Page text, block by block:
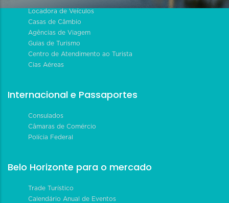
Locadora de Veículos
Casas de Câmbio
Agências de Viagem
Guias de Turismo
Centro de Atendimento ao Turista
Cias Aéreas
Internacional e Passaportes
Consulados
Câmaras de Comércio
Polícia Federal
Belo Horizonte para o mercado
Trade Turístico
Calendário Anual de Eventos